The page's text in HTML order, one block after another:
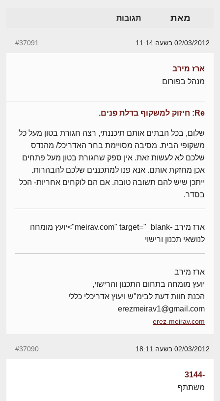
מאת תגובות
02/03/2012 בשעה 11:14 #37091
ארז מירב
מנהל בפורום
Re: חיזוק למשקוף בדלת פנים.
שלום, בכל הבתים אותם תיכננתי, רצה חגורת בטון מעל כל
משקופי הבית. מסיבה מסויימת בחר האדריכל/ מהנדס
שלכם לא לעשות זאת. אין ספק שחגורת בטון מעל פתחים
אכן מחזקת אותם. אנא פנו למתכננים שלכם להבהרות.
ייתכן שיש להם תשובה טובה. אם הם לוקחים אחריות- הכל
בסדר.
ארז מירב -meirav.com" target="_blank">יועץ מומחה
לנושאי תכנון ורישוי
ארז מירב
יועץ מומחה בתחום התכנון והרישוי,
הכנת חוות דעת לבימ"ש ויעוץ אדריכלי כללי
erezmeirav1@gmail.com
erez-meirav.com
02/03/2012 בשעה 18:11 #37090
-3144
משתתף